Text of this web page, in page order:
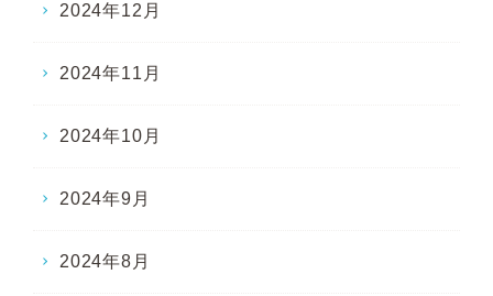
2024年12月
2024年11月
2024年10月
2024年9月
2024年8月